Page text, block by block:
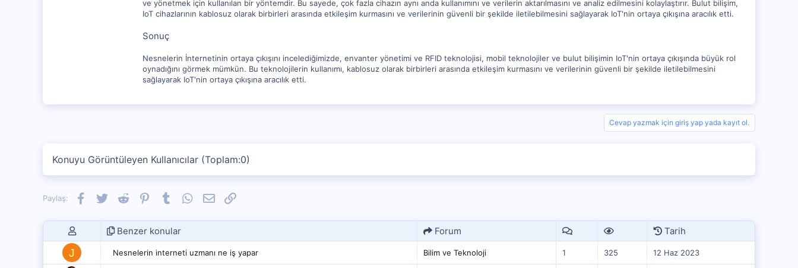
ve yönetmek için kullanılan bir yöntemdir. Bu sayede, çok fazla cihazın aynı anda kullanımını ve verilerin aktarılmasını ve analiz edilmesini kolaylaştırır. Bulut bilişim,
IoT cihazlarının kablosuz olarak birbirleri arasında etkileşim kurmasını ve verilerinin güvenli bir şekilde iletilebilmesini sağlayarak IoT'nin ortaya çıkışına aracılık etti.
Sonuç
Nesnelerin İnternetinin ortaya çıkışını incelediğimizde, envanter yönetimi ve RFID teknolojisi, mobil teknolojiler ve bulut bilişimin IoT'nin ortaya çıkışında büyük rol
oynadığını görmek mümkün. Bu teknolojilerin kullanımı, kablosuz olarak birbirleri arasında etkileşim kurmasını ve verilerinin güvenli bir şekilde iletilebilmesini
sağlayarak IoT'nin ortaya çıkışına aracılık etti.
Cevap yazmak için giriş yap yada kayıt ol.
Konuyu Görüntüleyen Kullanıcılar (Toplam:0)
Paylaş: Facebook
TwitterReddit PinterestTumblrWhatsApp
E-postaLink
Benzer konular Forum Tarih
J Nesnelerin interneti uzmanı ne iş yapar Bilim ve Teknoloji 1 325 12 Haz 2023